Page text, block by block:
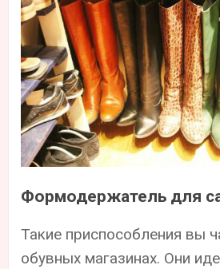
Формодержатель для
Такие приспособления вы
обувных магазинах. Они